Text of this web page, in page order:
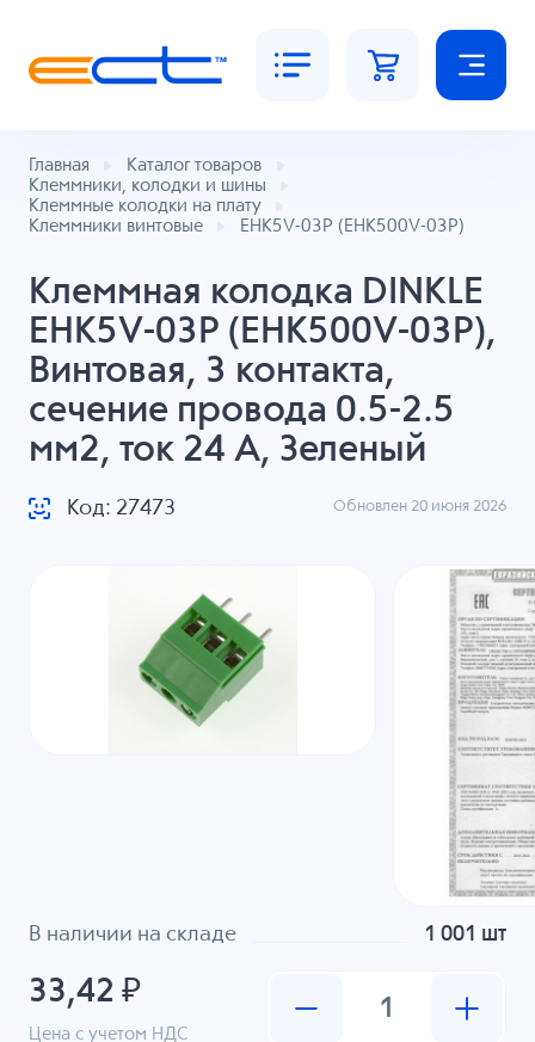
Главная
Каталог товаров
Клеммники, колодки и шины
Клеммные колодки на плату
Клеммники винтовые
EHK5V-03P (EHK500V-03P)
Клеммная колодка DINKLE
EHK5V-03P (EHK500V-03P),
Винтовая, 3 контакта,
сечение провода 0.5-2.5
мм2, ток 24 A, Зеленый
Код: 27473 Обновлен 20 июня 2026
В наличии на складе 1 001 шт
33,42 ₽
Цена с учетом НДС